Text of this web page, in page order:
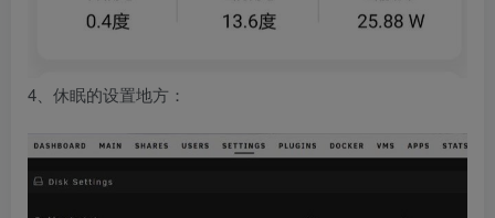
4、休眠的设置地方：